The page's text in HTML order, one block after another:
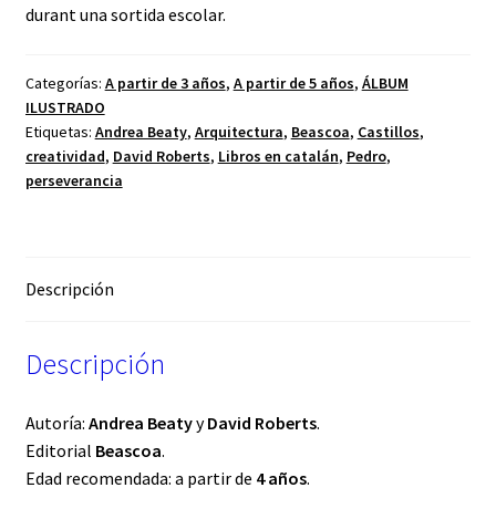
durant una sortida escolar.
Categorías: A partir de 3 años, A partir de 5 años, ÁLBUM
ILUSTRADO
Etiquetas: Andrea Beaty, Arquitectura, Beascoa, Castillos,
creatividad, David Roberts, Libros en catalán, Pedro,
perseverancia
Descripción
Descripción
Autoría: Andrea BeatyyDavid Roberts.
Editorial Beascoa.
Edad recomendada: a partir de 4 años.